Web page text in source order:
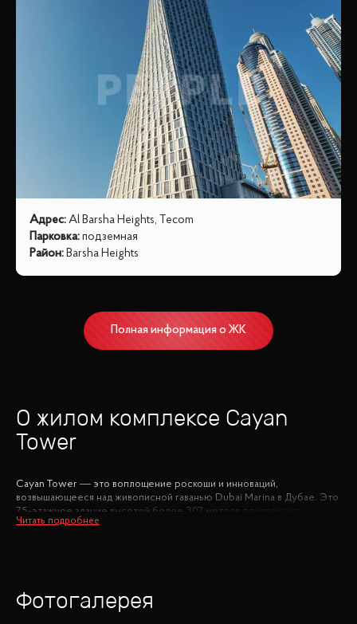
Адрес: Al Barsha Heights, Tecom
Парковка: подземная
Район: Barsha Heights
Полная информация о ЖК
О жилом комплексе Cayan
Tower
Cayan Tower — это воплощение роскоши и инноваций,
возвышающееся над живописной гаванью Dubai Marina в Дубае. Это
75-этажное здание высотой более 307 метров привлекает
внимание своей уникальной архитектурой, представляя собой
Проект, завершенный в 2013 году, является гордостью Cayan Group
Фотогалерея